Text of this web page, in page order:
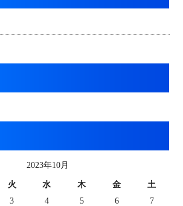
2023年10月
火 水 木 金
土
3 4 5 6 7